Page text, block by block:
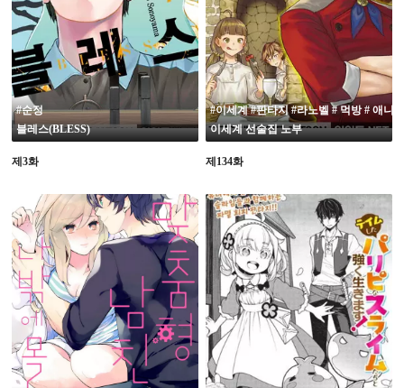
#순정
블레스(BLESS)
제3화
#이세계 #판타지 #라노벨 # 먹방 # 애니
이세계 선술집 노부
제134화
19